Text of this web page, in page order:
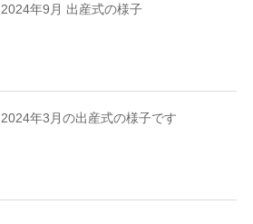
2024年9月 出産式の様子
2024年3月の出産式の様子です